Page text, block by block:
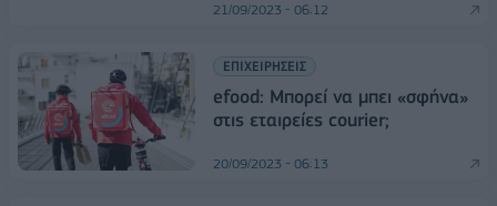
21/09/2023 - 06:12
ΕΠΙΧΕΙΡΗΣΕΙΣ
efood: Μπορεί να μπει «σφήνα»
στις εταιρείες courier;
20/09/2023 - 06:13